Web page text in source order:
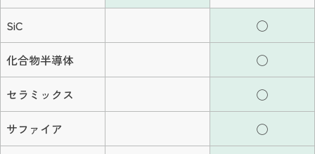
SiC ◯
化合物半導体 ◯
セラミックス ◯
サファイア ◯